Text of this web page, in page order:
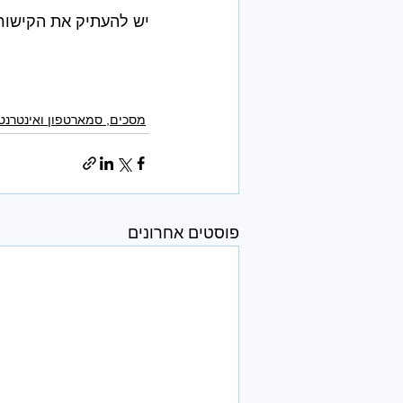
יש להעתיק את
מסכים, סמארטפון
פוסטים אחרונים